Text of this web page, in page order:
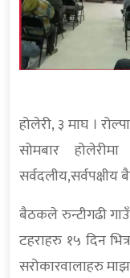
होलेरी, ३ माघ ।
सोमबार
बैठकले रुन्टीगढी
टहराहरु १५ दिन
सरोकारवालाहरु